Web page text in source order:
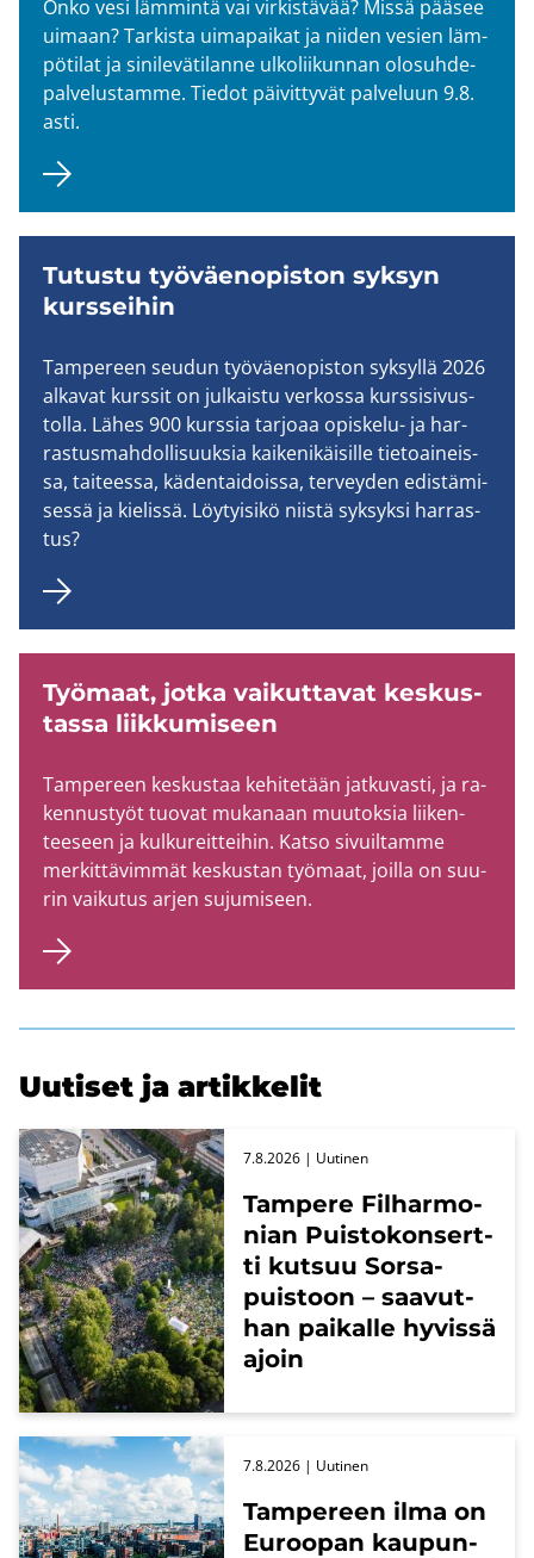
Onko vesi läm­min­tä vai vir­kis­tä­vää? Missä pää­see
ui­maan? Tar­kis­ta ui­ma­pai­kat ja nii­den ve­sien läm­
pö­ti­lat ja si­ni­le­vä­ti­lan­ne ul­ko­lii­kun­nan olo­suh­de­
pal­ve­lus­tam­me. Tie­dot päi­vit­ty­vät pal­ve­luun 9.8.
asti.
Tu­tus­tu työ­väen­opis­ton syk­syn
kurs­sei­hin
Tam­pe­reen seu­dun työ­väen­opis­ton syk­syl­lä 2026
al­ka­vat kurs­sit on jul­kais­tu ver­kos­sa kurs­si­si­vus­
tol­la. Lähes 900 kurs­sia tar­jo­aa opiskelu-​ ja har­
ras­tus­mah­dol­li­suuk­sia kai­ke­ni­käi­sil­le tie­toai­neis­
sa, tai­tees­sa, kä­den­tai­dois­sa, ter­vey­den edis­tä­mi­
ses­sä ja kie­lis­sä. Löy­tyi­si­kö niis­tä syk­syk­si har­ras­
tus?
Työ­maat, jotka vai­kut­ta­vat kes­kus­
tas­sa liik­ku­mi­seen
Tam­pe­reen kes­kus­taa ke­hi­te­tään jat­ku­vas­ti, ja ra­
ken­nus­työt tuo­vat mu­ka­naan muu­tok­sia lii­ken­
tee­seen ja kul­ku­reit­tei­hin. Katso si­vuil­tam­me
mer­kit­tä­vim­mät kes­kus­tan työ­maat, joil­la on suu­
rin vai­ku­tus arjen su­ju­mi­seen.
Uu­ti­set ja ar­tik­ke­lit
Tam­pe­re Fil­har­mo­
nian Puis­to­kon­sert­
ti kut­suu Sors­a­
puis­toon – saa­vut­
han pai­kal­le hy­vis­sä
ajoin
7.8.2026 | Uu­ti­nen
Tam­pe­reen ilma on
Eu­roo­pan kau­pun­
7.8.2026 | Uu­ti­nen